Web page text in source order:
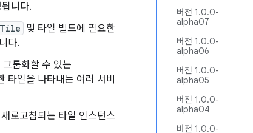
버전 1.0.0-
alpha07
버전 1.0.0-
alpha06
버전 1.0.0-
alpha05
버전 1.0.0-
alpha04
버전 1.0.0-
니다.
Tile 및 타일 빌드에 필요한
다.
그룹화할 수 있는
타일을 나타내는 여러 서비
로고침되는 타일 인스턴스